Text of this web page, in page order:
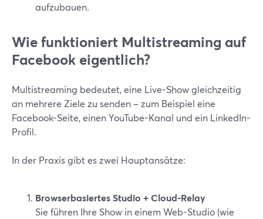
aufzubauen.
Wie funktioniert Multistreaming auf
Facebook eigentlich?
Multistreaming bedeutet, eine Live-Show gleichzeitig
an mehrere Ziele zu senden – zum Beispiel eine
Facebook-Seite, einen YouTube-Kanal und ein LinkedIn-
Profil.
In der Praxis gibt es zwei Hauptansätze:
Browserbasiertes Studio + Cloud-Relay
Sie führen Ihre Show in einem Web-Studio (wie